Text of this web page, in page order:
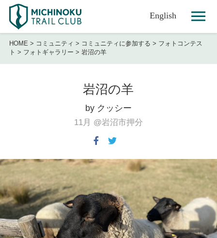
English
HOME > コミュニティ > コミュニティに参加する > フォトコンテス
ト > フォトギャラリー >岩沼の羊
岩沼の羊
by クッシー
11月 @岩沼市押分